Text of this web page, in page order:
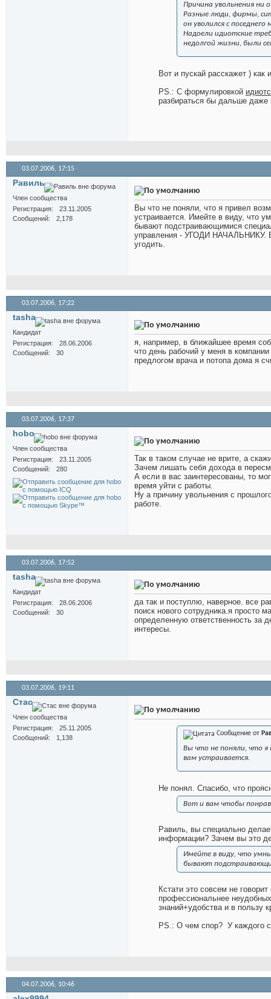
Причина увольнения ни
Разные люди, фирмы,
он уволился с
Надоели идиотские
недолгой жизни, были
Вот и пускай расскажет ) как
PS.: С формулировкой
разбираться бы дальше даже
03.07.2006, 17:15
Равиль
Член сообщества
Регистрация
23.11.2005
Сообщений
2,178
Вы что не поняли, что я привел
устраивается. Имейте в виду, что
бывают подстраивающимися
управления - УГОДИ НАЧАЛЬНИКУ.
угодить.
03.07.2006, 17:22
tasha
Кандидат
Регистрация
28.06.2006
Сообщений
30
я, например, в ближайшее время
что день рабочий у меня в
предлогом врача и потопа дома я
03.07.2006, 17:37
hobo
Член сообщества
Регистрация
23.11.2005
Сообщений
280
Так в таком случае не врите, а
Зачем лишать себя дохода в
А если в вас заинтересованы, то
время уйти с работы.
Ну а причину увольнения с
работе.
03.07.2006, 17:52
tasha
Кандидат
Регистрация
28.06.2006
Сообщений
30
да так и поступлю, наверное. все
поиск нового сотрудника.я просто
определенную ответственность за
интересы.
03.07.2006, 19:11
Стас
Член сообщества
Регистрация
25.11.2005
Сообщений
1,138
Сообщение от
Вы что не поняли, что
вам устраивается.
Не понял. Спасибо, что
Вот и вам чтобы
Равиль, вы специально
информации? Зачем вы это
Имейте в виду, что
бывают
Кстати это совсем не
профессиональнее
знаний+удобства и в пользу
PS.: О чем спор? У каждого
04.07.2006, 10:46